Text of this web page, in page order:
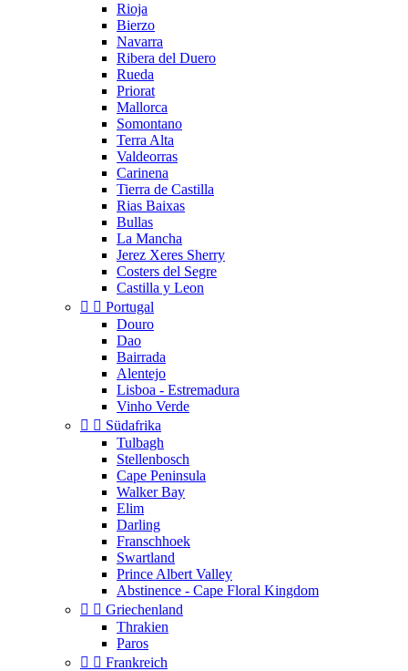
Rioja
Bierzo
Navarra
Ribera del Duero
Rueda
Priorat
Mallorca
Somontano
Terra Alta
Valdeorras
Carinena
Tierra de Castilla
Rias Baixas
Bullas
La Mancha
Jerez Xeres Sherry
Costers del Segre
Castilla y Leon
  Portugal
Douro
Dao
Bairrada
Alentejo
Lisboa - Estremadura
Vinho Verde
  Südafrika
Tulbagh
Stellenbosch
Cape Peninsula
Walker Bay
Elim
Darling
Franschhoek
Swartland
Prince Albert Valley
Abstinence - Cape Floral Kingdom
  Griechenland
Thrakien
Paros
  Frankreich